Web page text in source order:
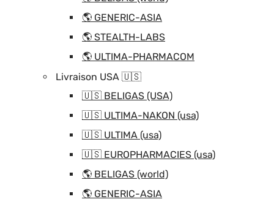
🌎 GENERIC-ASIA
🌎 STEALTH-LABS
🌎 ULTIMA-PHARMACOM
Livraison USA 🇺🇸
🇺🇸 BELIGAS (USA)
🇺🇸 ULTIMA-NAKON (usa)
🇺🇸 ULTIMA (usa)
🇺🇸 EUROPHARMACIES (usa)
🌎 BELIGAS (world)
🌎 GENERIC-ASIA